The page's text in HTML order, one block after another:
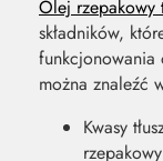
Olej rzepakowy
składników,
funkcjonowania
można znaleźć
Kwasy